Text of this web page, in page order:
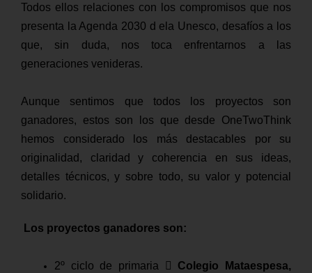
Todos ellos relaciones con los compromisos que nos
presenta la Agenda 2030 d ela Unesco, desafíos a los
que, sin duda, nos toca enfrentarnos a las
generaciones venideras.
Aunque sentimos que todos los proyectos son
ganadores, estos son los que desde OneTwoThink
hemos considerado los más destacables por su
originalidad, claridad y coherencia en sus ideas,
detalles técnicos, y sobre todo, su valor y potencial
solidario.
Los proyectos ganadores son:
2º ciclo de primaria 
Colegio Mataespesa,